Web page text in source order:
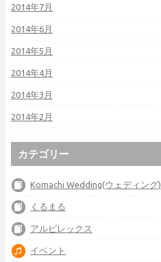
2014年7月
2014年6月
2014年5月
2014年4月
2014年3月
2014年2月
カテゴリー
Komachi Wedding(ウェディング)
くるまる
アルビレックス
イベント